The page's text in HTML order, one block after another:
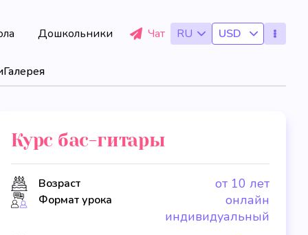
Дошкольники Чат RU USD
Галерея
Курс бас-гитары
Возраст от 10 лет
Формат урока
онлайн
индивидуальный